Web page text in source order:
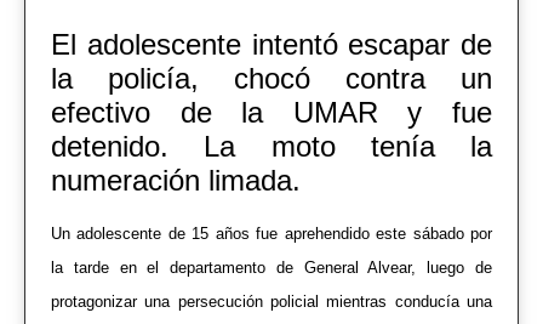
El adolescente intentó escapar de
la policía, chocó contra un
efectivo de la UMAR y fue
detenido. La moto tenía la
numeración limada.
Un adolescente de 15 años fue aprehendido este sábado por
la tarde en el departamento de General Alvear, luego de
protagonizar una persecución policial mientras conducía una